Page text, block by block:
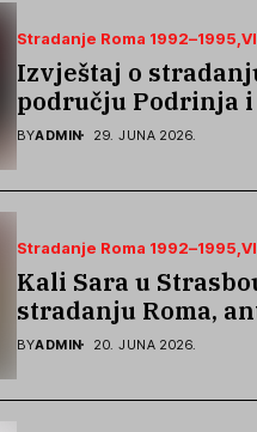
Stradanje Roma 1992–1995
Izvještaj o
području Podrinja
Bosne 1992–1995.
BYADMIN 29. JUNA 2026.
Stradanje Roma 1992–1995
Kali Sara u
stradanju Roma,
borbi protiv govora
BYADMIN 20. JUNA 2026.